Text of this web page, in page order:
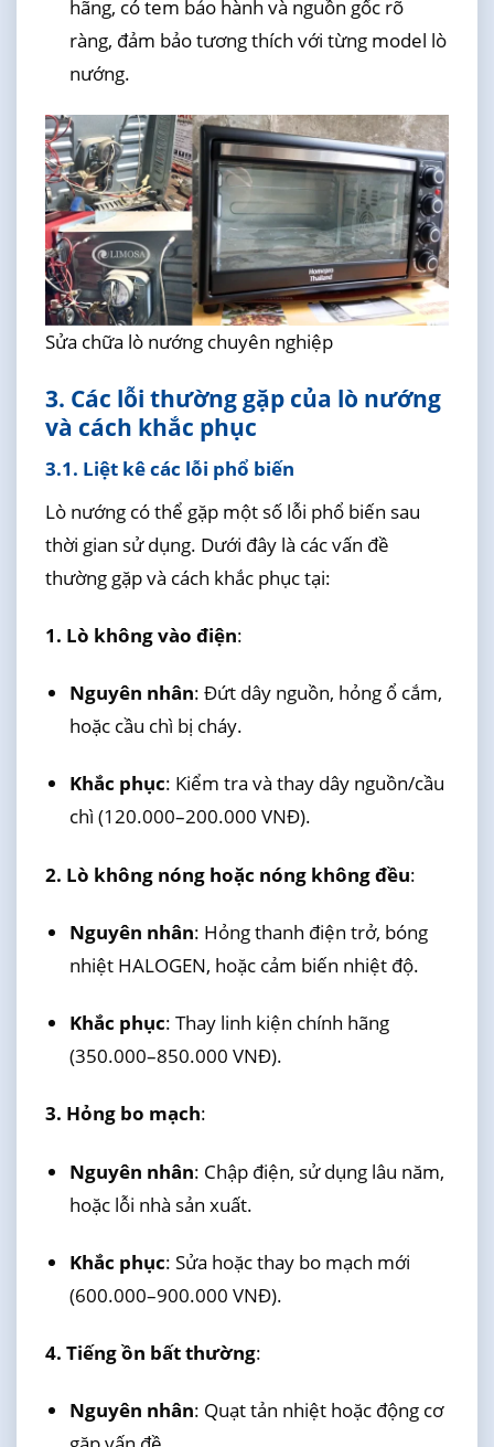
hãng, có tem bảo hành và nguồn gốc rõ
ràng, đảm bảo tương thích với từng model lò
nướng.
Sửa chữa lò nướng chuyên nghiệp
3. Các lỗi thường gặp của lò nướng
và cách khắc phục
3.1. Liệt kê các lỗi phổ biến
Lò nướng có thể gặp một số lỗi phổ biến sau
thời gian sử dụng. Dưới đây là các vấn đề
thường gặp và cách khắc phục tại:
1. Lò không vào điện:
Nguyên nhân: Đứt dây nguồn, hỏng ổ cắm,
hoặc cầu chì bị cháy.
Khắc phục: Kiểm tra và thay dây nguồn/cầu
chì (120.000–200.000 VNĐ).
2. Lò không nóng hoặc nóng không đều:
Nguyên nhân: Hỏng thanh điện trở, bóng
nhiệt HALOGEN, hoặc cảm biến nhiệt độ.
Khắc phục: Thay linh kiện chính hãng
(350.000–850.000 VNĐ).
3. Hỏng bo mạch:
Nguyên nhân: Chập điện, sử dụng lâu năm,
hoặc lỗi nhà sản xuất.
Khắc phục: Sửa hoặc thay bo mạch mới
(600.000–900.000 VNĐ).
4. Tiếng ồn bất thường:
Nguyên nhân: Quạt tản nhiệt hoặc động cơ